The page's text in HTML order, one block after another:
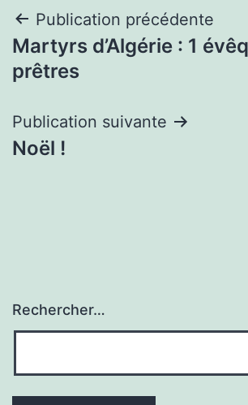
Navigation
de
Publication précédente
Martyrs d’Algérie : 1
prêtres
Publication suivante
Noël !
Rechercher…